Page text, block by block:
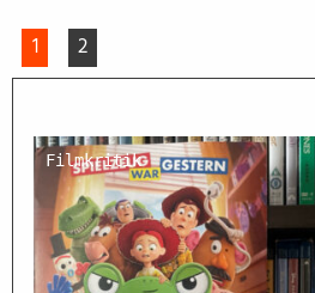
1 2
Filmkritik